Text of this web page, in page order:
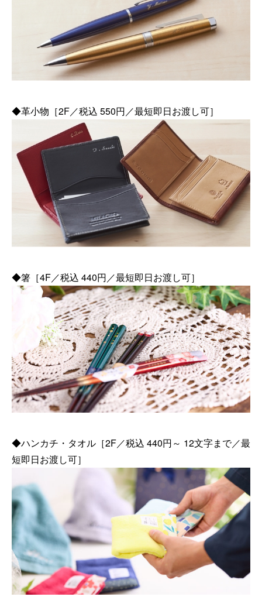
◆革小物［2F／税込 550円／最短即日お渡し可］
◆箸［4F／税込 440円／最短即日お渡し可］
◆ハンカチ・タオル［2F／税込 440円～ 12文字まで／最
短即日お渡し可］